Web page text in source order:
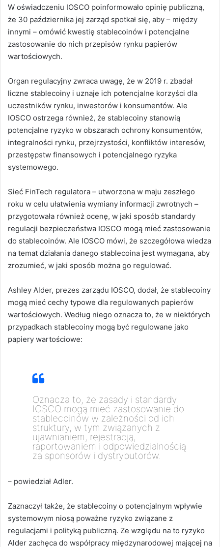
W oświadczeniu IOSCO poinformowało opinię publiczną,
że 30 października jej zarząd spotkał się, aby – między
innymi – omówić kwestię stablecoinów i potencjalne
zastosowanie do nich przepisów rynku papierów
wartościowych.
Organ regulacyjny zwraca uwagę, że w 2019 r. zbadał
liczne stablecoiny i uznaje ich potencjalne korzyści dla
uczestników rynku, inwestorów i konsumentów. Ale
IOSCO ostrzega również, że stablecoiny stanowią
potencjalne ryzyko w obszarach ochrony konsumentów,
integralności rynku, przejrzystości, konfliktów interesów,
przestępstw finansowych i potencjalnego ryzyka
systemowego.
Sieć FinTech regulatora – utworzona w maju zeszłego
roku w celu ułatwienia wymiany informacji zwrotnych –
przygotowała również ocenę, w jaki sposób standardy
regulacji bezpieczeństwa IOSCO mogą mieć zastosowanie
do stablecoinów. Ale IOSCO mówi, że szczegółowa wiedza
na temat działania danego stablecoina jest wymagana, aby
zrozumieć, w jaki sposób można go regulować.
Ashley Alder, prezes zarządu IOSCO, dodał, że stablecoiny
mogą mieć cechy typowe dla regulowanych papierów
wartościowych. Według niego oznacza to, że w niektórych
przypadkach stablecoiny mogą być regulowane jako
papiery wartościowe:
Oznacza to, że zasady i standardy
IOSCO mogą mieć zastosowanie do
stablecoinów w zależności od ich
struktury, w tym związanych z
ujawnianiem, rejestracją,
raportowaniem i odpowiedzialnością
za sponsorów i dystrybutorów.
– powiedział Adler.
Zaznaczył także, że stablecoiny o potencjalnym wpływie
systemowym niosą poważne ryzyko związane z
regulacjami i polityką publiczną. Ze względu na to ryzyko
Alder zachęca do współpracy międzynarodowej mającej na